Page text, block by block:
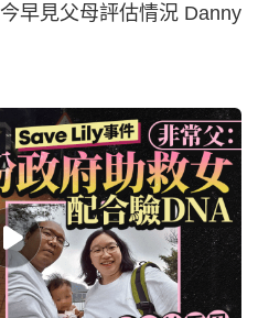
早見父母評估情況 Danny